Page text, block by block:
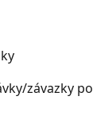
závazky po